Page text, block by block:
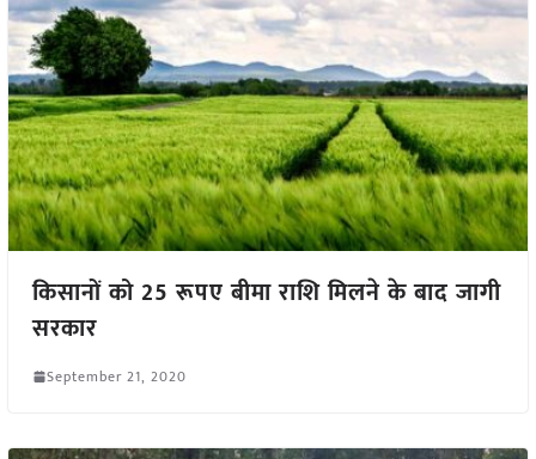
किसानों को 25 रूपए बीमा राशि मिलने के बाद जागी
सरकार
September 21, 2020